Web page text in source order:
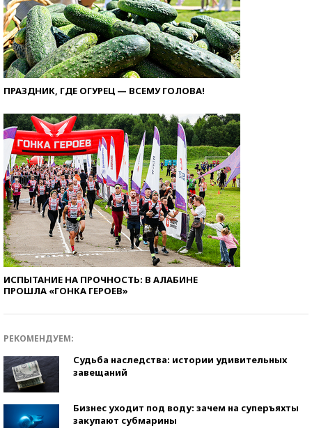
ПРАЗДНИК, ГДЕ ОГУРЕЦ — ВСЕМУ ГОЛОВА!
ИСПЫТАНИЕ НА ПРОЧНОСТЬ: В АЛАБИНЕ
ПРОШЛА «ГОНКА ГЕРОЕВ»
РЕКОМЕНДУЕМ:
Судьба наследства: истории удивительных
завещаний
Бизнес уходит под воду: зачем на суперъяхты
закупают субмарины